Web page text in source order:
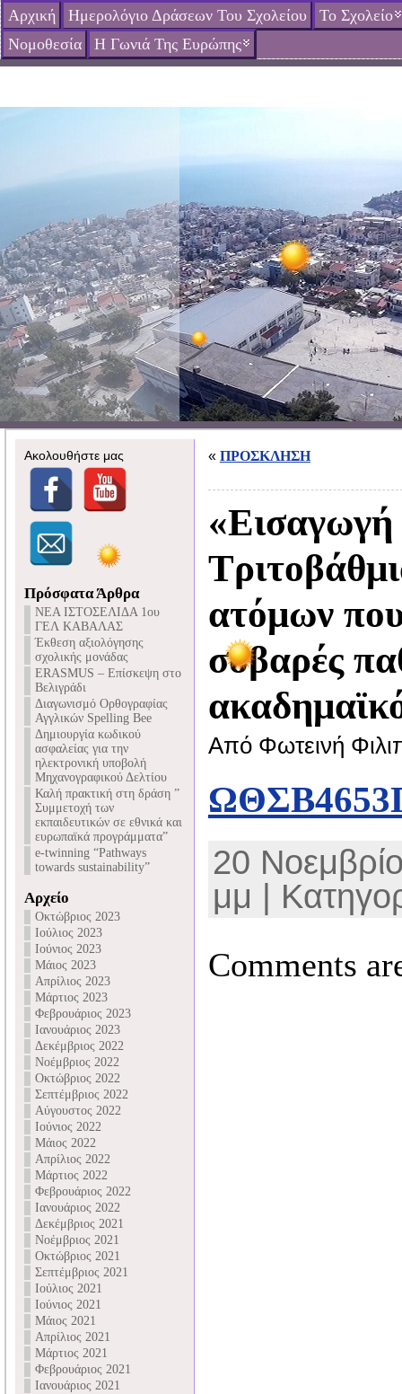
Αρχική Ημερολόγιο Δράσεων Του Σχολείου
Το Σχολείο
Νομοθεσία
Η Γωνιά Της Ευρώπης
Ακολουθήστε μας
Πρόσφατα Άρθρα
NEA ΙΣΤΟΣΕΛΙΔΑ 1ου
ΓΕΛ ΚΑΒΑΛΑΣ
Έκθεση αξιολόγησης
σχολικής μονάδας
ERASMUS – Επίσκεψη στο
Βελιγράδι
Διαγωνισμό Ορθογραφίας
Αγγλικών Spelling Bee
Δημιουργία κωδικού
ασφαλείας για την
ηλεκτρονική υποβολή
Μηχανογραφικού Δελτίου
Καλή πρακτική στη δράση ”
Συμμετοχή των
εκπαιδευτικών σε εθνικά και
ευρωπαϊκά προγράμματα”
e-twinning “Pathways
towards sustainability”
Αρχείο
Οκτώβριος 2023
Ιούλιος 2023
Ιούνιος 2023
Μάιος 2023
Απρίλιος 2023
Μάρτιος 2023
Φεβρουάριος 2023
Ιανουάριος 2023
Δεκέμβριος 2022
Νοέμβριος 2022
Οκτώβριος 2022
Σεπτέμβριος 2022
Αύγουστος 2022
Ιούνιος 2022
Μάιος 2022
Απρίλιος 2022
Μάρτιος 2022
Φεβρουάριος 2022
Ιανουάριος 2022
Δεκέμβριος 2021
Νοέμβριος 2021
Οκτώβριος 2021
Σεπτέμβριος 2021
Ιούλιος 2021
Ιούνιος 2021
Μάιος 2021
Απρίλιος 2021
Μάρτιος 2021
Φεβρουάριος 2021
Ιανουάριος 2021
« ΠΡΟΣΚΛΗΣΗ
«Εισαγωγή
ατόμων
σοβαρές
Από Φωτεινή
20
μμ |
Comments